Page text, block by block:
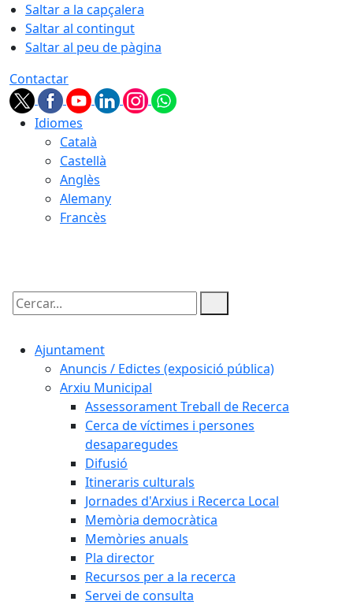
Saltar a la capçalera
Saltar al contingut
Saltar al peu de pàgina
Contactar
Idiomes
Català
Castellà
Anglès
Alemany
Francès
Cercar:
Ajuntament
Anuncis / Edictes (exposició pública)
Arxiu Municipal
Assessorament Treball de Recerca
Cerca de víctimes i persones
desaparegudes
Difusió
Itineraris culturals
Jornades d'Arxius i Recerca Local
Memòria democràtica
Memòries anuals
Pla director
Recursos per a la recerca
Servei de consulta